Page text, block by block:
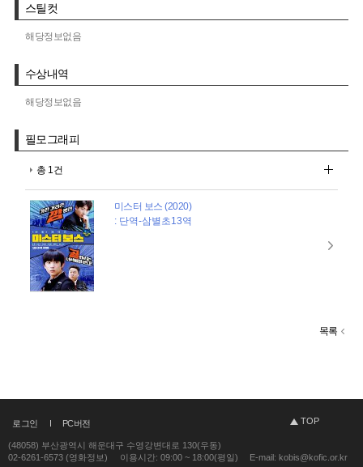
스틸컷
해당정보없음
수상내역
해당정보없음
필모그래피
총 1건
미스터 보스 (2020)
: 단역-삼별초13역
목록
로그인 PC버전 TOP
(48058) 부산광역시 해운대구 수영강변대로 130(우동)
02-6261-6573 (영화정보)
이용시간: 09:00 ~ 18:00(평일) E-mail: kobis@kofic.or.kr